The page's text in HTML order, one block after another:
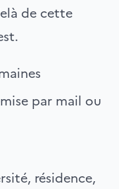
de cette
par mail ou
résidence,